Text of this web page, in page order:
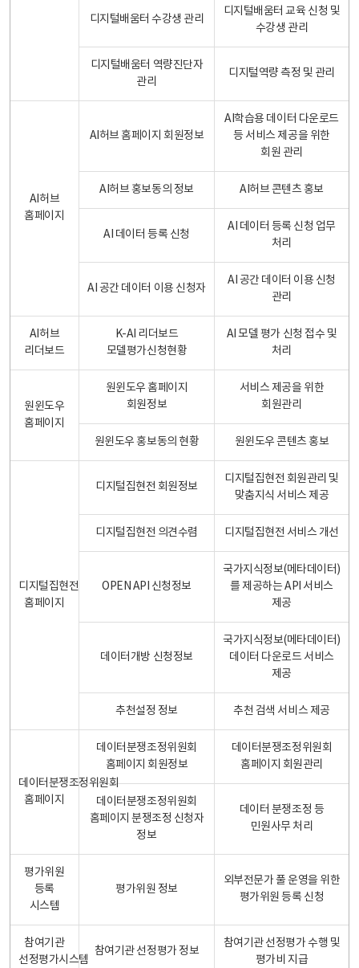
디지털배움터 수강생 관리
디지털배움터 교육 신청 및
수강생 관리
디지털배움터 역량진단자
관리
디지털역량 측정 및 관리
AI허브
홈페이지
AI허브 홈페이지 회원정보
AI학습용 데이터 다운로드
등 서비스 제공을 위한
회원 관리
AI허브 홍보동의 정보 AI허브 콘텐츠 홍보
AI 데이터 등록 신청
AI 데이터 등록 신청 업무
처리
AI 공간 데이터 이용 신청자
AI 공간 데이터 이용 신청
관리
AI허브
리더보드
K-AI 리더보드
모델평가신청현황
AI 모델 평가 신청 접수 및
처리
원윈도우
홈페이지
원윈도우 홈페이지
회원정보
서비스 제공을 위한
회원관리
원윈도우 홍보동의 현황 원윈도우 콘텐츠 홍보
디지털집현전
홈페이지
디지털집현전 회원정보
디지털집현전 회원관리 및
맞춤지식 서비스 제공
디지털집현전 의견수렴 디지털집현전 서비스 개선
OPEN API 신청정보
국가지식정보(메타데이터)
를 제공하는 API 서비스
제공
데이터개방 신청정보
국가지식정보(메타데이터)
데이터 다운로드 서비스
제공
추천설정 정보 추천 검색 서비스 제공
데이터분쟁조정위원회
홈페이지
데이터분쟁조정위원회
홈페이지 회원정보
데이터분쟁조정위원회
홈페이지 회원관리
데이터분쟁조정위원회
홈페이지 분쟁조정 신청자
정보
데이터 분쟁조정 등
민원사무 처리
평가위원
등록
시스템
평가위원 정보
외부전문가 풀 운영을 위한
평가위원 등록 신청
참여기관
선정평가시스템
참여기관 선정평가 정보
참여기관 선정평가 수행 및
평가비 지급